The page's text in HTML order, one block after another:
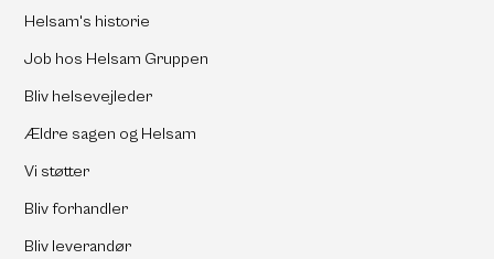
Helsam's historie
Job hos Helsam Gruppen
Bliv helsevejleder
Ældre sagen og Helsam
Vi støtter
Bliv forhandler
Bliv leverandør